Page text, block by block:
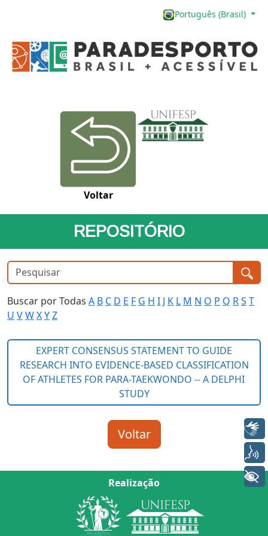
Português (Brasil)
Voltar
REPOSITÓRIO
Buscar por Todas A B C D E F G H I J K L M N O P Q RS T
U VWXYZ
Realização